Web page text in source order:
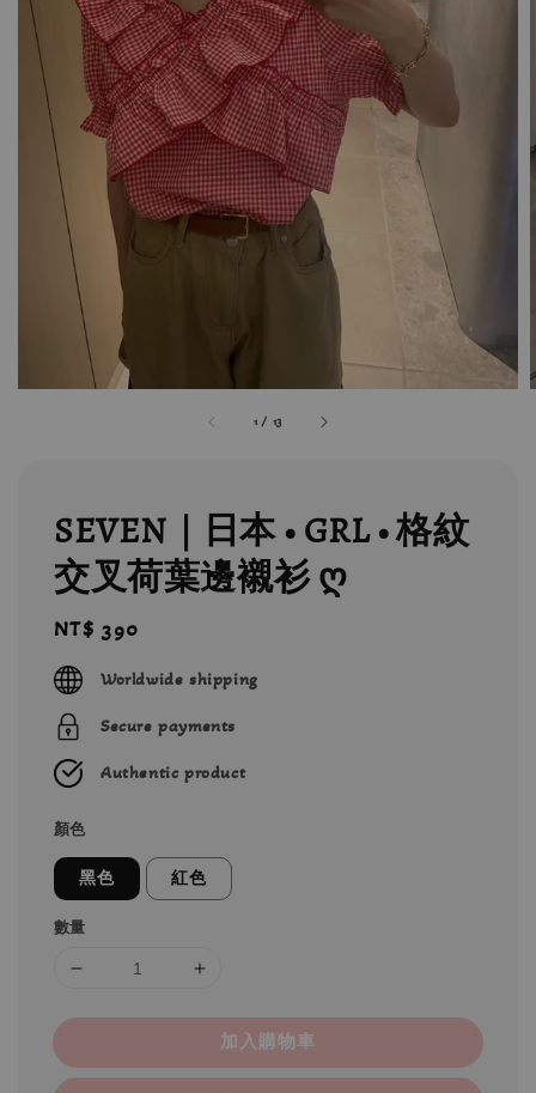
1 / 13
SEVEN｜日本 • GRL • 格紋
交叉荷葉邊襯衫 ღ
Regular
price
NT$ 390
Worldwide shipping
Secure payments
Authentic product
顏色
黑色 紅色
數量
加入購物車